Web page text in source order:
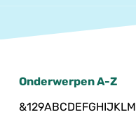
Onderwerpen A-Z
&129ABCDEFGHIJKLM